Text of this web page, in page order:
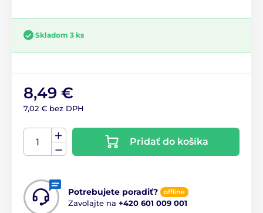
Skladom 3 ks
8,49 €
7,02 € bez DPH
Pridať do košíka
Potrebujete poradiť? offline
Zavolajte na +420 601 009 001